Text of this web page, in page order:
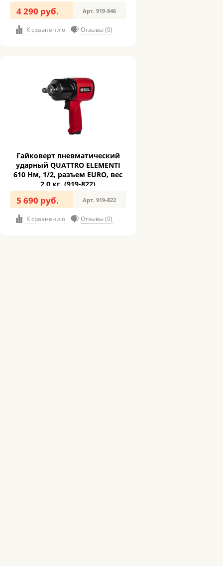
4 290 руб. Арт. 919-846
К сравнению Отзывы (0)
Гайковерт пневматический
ударный QUATTRO ELEMENTI
610 Нм, 1/2, разъем EURO, вес
2,0 кг. (919-822)
5 690 руб. Арт. 919-822
К сравнению Отзывы (0)